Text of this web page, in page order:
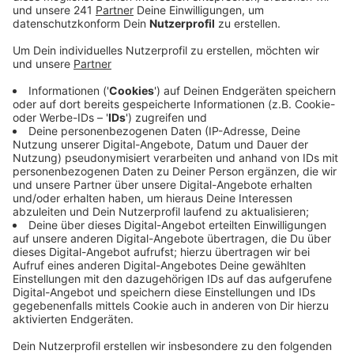
Veröffentlicht:Freitag, 06.12.2024 08:38
Anzeige
Da ist der RBRS-Stand heute an der ehemaligen
"Goldenen Ecke" am oberen Markt in der
Fußgängerzone aufgebaut. Das ganze Team ist da
heute abwechselnd vor Ort, um möglichst viele
Geschenke für Kinderheime und Waisenhäuser im
RBRS-Land einzusammeln. Die sollten neu und schon
weihnachtlich verpackt sein. Außerdem sollte
draufstehen, wer mit welchem Geschenk etwas
anfangen kann: Junge, Mädchen, welches Alter. Spiele
können eingepackt werden, Bücher oder auch
Gutscheine. Auch viele Jugendliche und junge
Erwachsene sollen die Geschenke nämlich später
bekommen. Heute sammeln wir in Siegburg von 10 bis